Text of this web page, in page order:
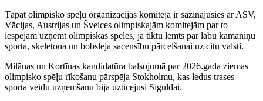
Tāpat olimpisko spēļu organizācijas komiteja ir sazinājusies ar ASV,
Vācijas, Austrijas un Šveices olimpiskajām komitejām par to
iespējām uzņemt olimpiskās spēles, ja tiktu lemts par labu kamaniņu
sporta, skeletona un bobsleja sacensību pārcelšanai uz citu valsti.
Milānas un Kortīnas kandidatūra balsojumā par 2026.gada ziemas
olimpisko spēļu rīkošanu pārspēja Stokholmu, kas ledus trases
sporta veidu uzņemšanu bija uzticējusi Siguldai.